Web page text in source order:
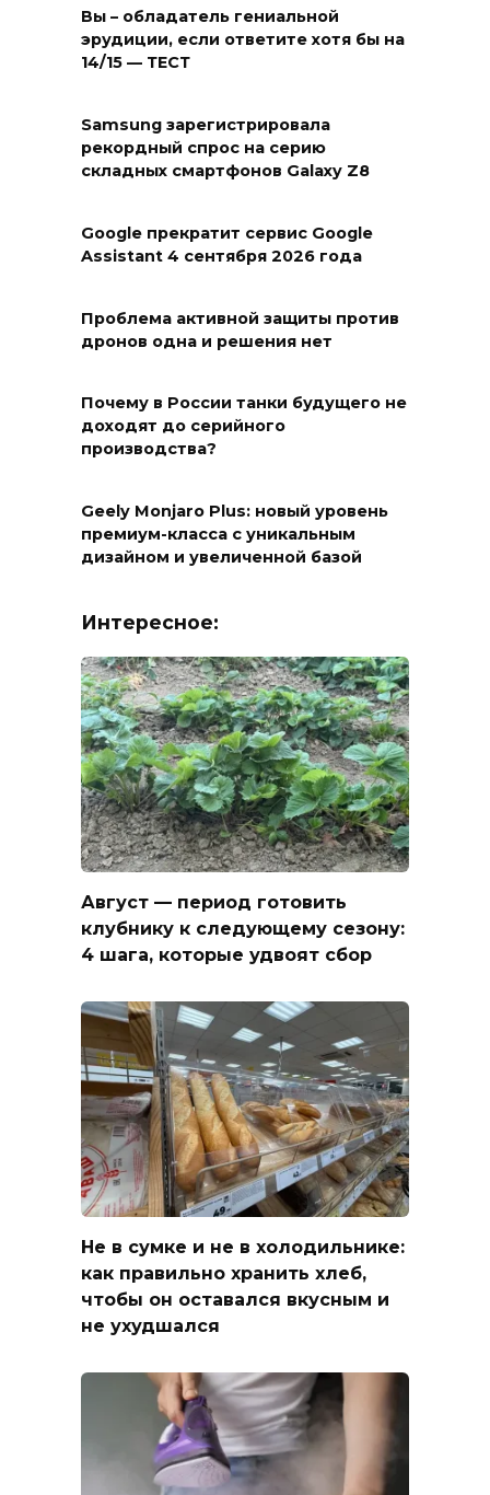
Вы – обладатель гениальной
эрудиции, если ответите хотя бы на
14/15 — ТЕСТ
Samsung зарегистрировала
рекордный спрос на серию
складных смартфонов Galaxy Z8
Google прекратит сервис Google
Assistant 4 сентября 2026 года
Проблема активной защиты против
дронов одна и решения нет
Почему в России танки будущего не
доходят до серийного
производства?
Geely Monjaro Plus: новый уровень
премиум-класса с уникальным
дизайном и увеличенной базой
Интересное:
Август — период готовить
клубнику к следующему сезону:
4 шага, которые удвоят сбор
Не в сумке и не в холодильнике:
как правильно хранить хлеб,
чтобы он оставался вкусным и
не ухудшался